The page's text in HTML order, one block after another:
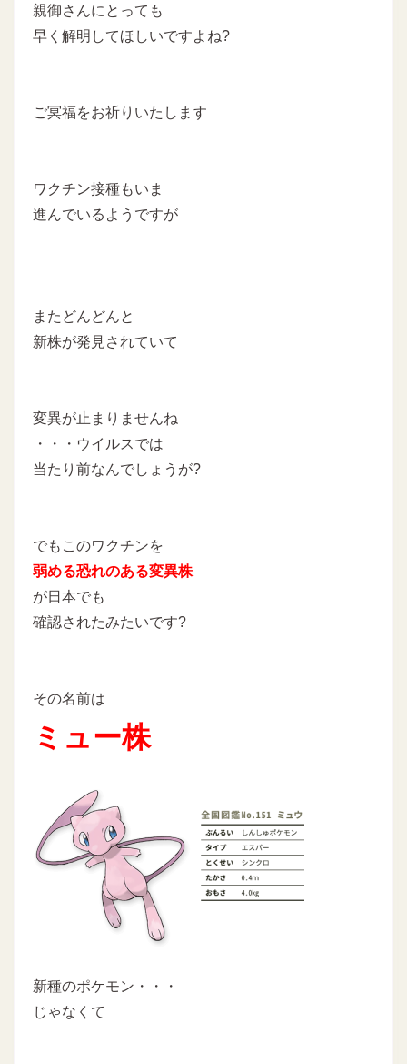
親御さんにとっても
早く解明してほしいですよね?
ご冥福をお祈りいたします
ワクチン接種もいま
進んでいるようですが
またどんどんと
新株が発見されていて
変異が止まりませんね
・・・ウイルスでは
当たり前なんでしょうが?
でもこのワクチンを
弱める恐れのある変異株
が日本でも
確認されたみたいです?
その名前は
ミュー株
新種のポケモン・・・
じゃなくて